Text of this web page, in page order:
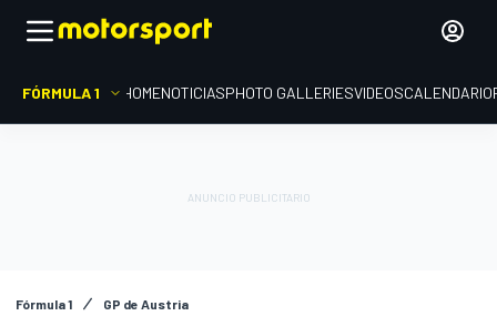
FÓRMULA 1 HOMENOTICIASPHOTO GALLERIESVIDEOSCALENDARIO
Fórmula 1 GP de Austria